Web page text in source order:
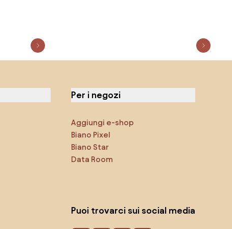
Per i negozi
Aggiungi e-shop
Biano Pixel
Biano Star
Data Room
Puoi trovarci sui social media